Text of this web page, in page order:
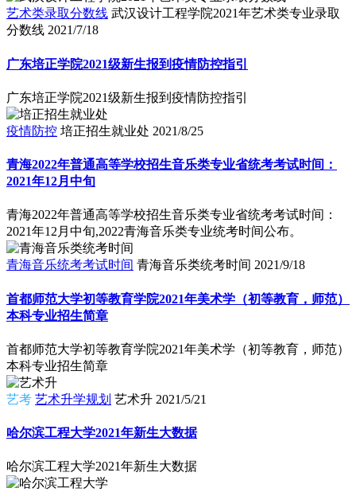
艺术类录取分数线 武汉设计工程学院2021年艺术类专业录取
分数线 2021/7/18
广东培正学院2021级新生报到疫情防控指引
广东培正学院2021级新生报到疫情防控指引
疫情防控 培正招生就业处 2021/8/25
青海2022年普通高等学校招生音乐类专业省统考考试时间：
2021年12月中旬
青海2022年普通高等学校招生音乐类专业省统考考试时间：
2021年12月中旬,2022青海音乐类专业统考时间公布。
青海音乐统考考试时间 青海音乐类统考时间 2021/9/18
首都师范大学初等教育学院2021年美术学（初等教育，师范）
本科专业招生简章
首都师范大学初等教育学院2021年美术学（初等教育，师范）
本科专业招生简章
艺考 艺术升学规划 艺术升 2021/5/21
哈尔滨工程大学2021年新生大数据
哈尔滨工程大学2021年新生大数据